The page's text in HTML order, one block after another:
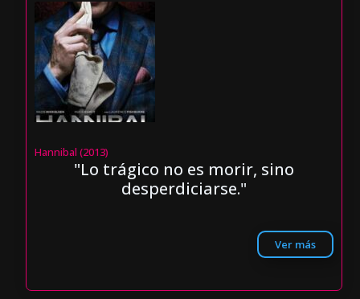
Hannibal (2013)
"Lo trágico no es morir, sino
desperdiciarse."
Ver más